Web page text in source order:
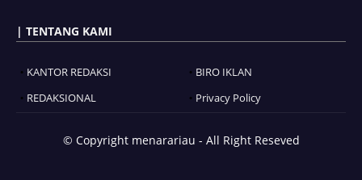
| TENTANG KAMI
KANTOR REDAKSI
BIRO IKLAN
REDAKSIONAL
Privacy Policy
© Copyright menarariau - All Right Reseved